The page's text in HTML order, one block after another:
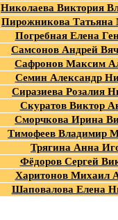
Николаева Виктория
Пирожникова Татьяна
Погребная Елена
Самсонов Андрей
Сафронов Максим
Семин Александр
Сиразиева Розалия
Скуратов Виктор
Сморчкова Ирина
Тимофеев Владимир
Трягина Анна
Фёдоров Сергей
Харитонов Михаил
Шаповалова Елена